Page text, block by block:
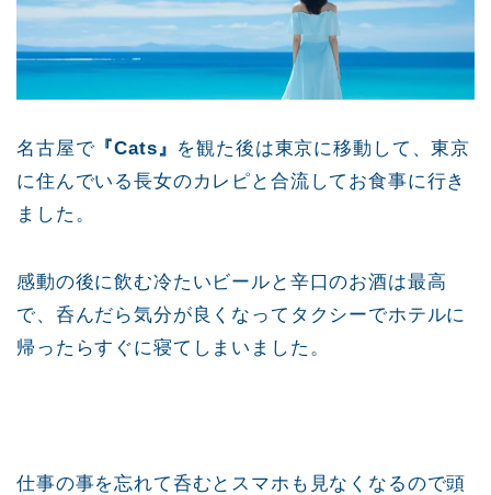
名古屋で 『Cats』 を観た後は東京に移動して、東京
に住んでいる長女のカレピと合流してお食事に行き
ました。
感動の後に飲む冷たいビールと辛口のお酒は最高
で、呑んだら気分が良くなってタクシーでホテルに
帰ったらすぐに寝てしまいました。
仕事の事を忘れて呑むとスマホも見なくなるので頭